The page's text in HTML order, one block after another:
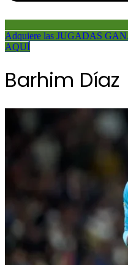
Adquiere las JUGADAS
AQUÍ
Barhim Díaz